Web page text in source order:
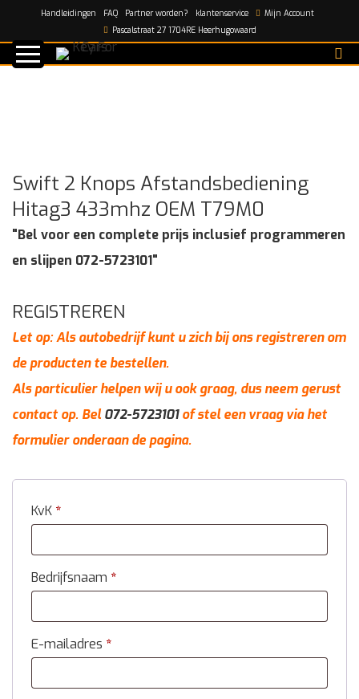
Handleidingen FAQ Partner worden? klantenservice
Mijn Account
Pascalstraat 27 1704RE Heerhugowaard
Home/shop/ Swift 2 Knops Afstandsbediening Hitag3
433mhz OEM T79M0
Swift 2 Knops Afstandsbediening
Hitag3 433mhz OEM T79M0
"Bel voor een complete prijs inclusief programmeren
en slijpen 072-5723101"
REGISTREREN
Let op: Als autobedrijf kunt u zich bij ons registreren om
de producten te bestellen.
Als particulier helpen wij u ook graag, dus neem gerust
contact op. Bel072-5723101of stel een vraag via het
formulier onderaan de pagina.
KvK *
Bedrijfsnaam *
E-mailadres *